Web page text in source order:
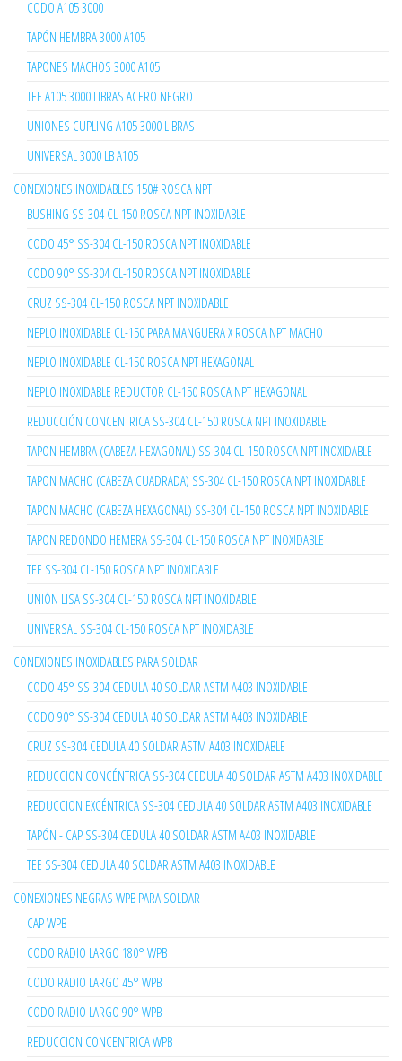
CODO A105 3000
TAPÓN HEMBRA 3000 A105
TAPONES MACHOS 3000 A105
TEE A105 3000 LIBRAS ACERO NEGRO
UNIONES CUPLING A105 3000 LIBRAS
UNIVERSAL 3000 LB A105
CONEXIONES INOXIDABLES 150# ROSCA NPT
BUSHING SS-304 CL-150 ROSCA NPT INOXIDABLE
CODO 45° SS-304 CL-150 ROSCA NPT INOXIDABLE
CODO 90° SS-304 CL-150 ROSCA NPT INOXIDABLE
CRUZ SS-304 CL-150 ROSCA NPT INOXIDABLE
NEPLO INOXIDABLE CL-150 PARA MANGUERA X ROSCA NPT MACHO
NEPLO INOXIDABLE CL-150 ROSCA NPT HEXAGONAL
NEPLO INOXIDABLE REDUCTOR CL-150 ROSCA NPT HEXAGONAL
REDUCCIÓN CONCENTRICA SS-304 CL-150 ROSCA NPT INOXIDABLE
TAPON HEMBRA (CABEZA HEXAGONAL) SS-304 CL-150 ROSCA NPT INOXIDABLE
TAPON MACHO (CABEZA CUADRADA) SS-304 CL-150 ROSCA NPT INOXIDABLE
TAPON MACHO (CABEZA HEXAGONAL) SS-304 CL-150 ROSCA NPT INOXIDABLE
TAPON REDONDO HEMBRA SS-304 CL-150 ROSCA NPT INOXIDABLE
TEE SS-304 CL-150 ROSCA NPT INOXIDABLE
UNIÓN LISA SS-304 CL-150 ROSCA NPT INOXIDABLE
UNIVERSAL SS-304 CL-150 ROSCA NPT INOXIDABLE
CONEXIONES INOXIDABLES PARA SOLDAR
CODO 45° SS-304 CEDULA 40 SOLDAR ASTM A403 INOXIDABLE
CODO 90° SS-304 CEDULA 40 SOLDAR ASTM A403 INOXIDABLE
CRUZ SS-304 CEDULA 40 SOLDAR ASTM A403 INOXIDABLE
REDUCCION CONCÉNTRICA SS-304 CEDULA 40 SOLDAR ASTM A403 INOXIDABLE
REDUCCION EXCÉNTRICA SS-304 CEDULA 40 SOLDAR ASTM A403 INOXIDABLE
TAPÓN - CAP SS-304 CEDULA 40 SOLDAR ASTM A403 INOXIDABLE
TEE SS-304 CEDULA 40 SOLDAR ASTM A403 INOXIDABLE
CONEXIONES NEGRAS WPB PARA SOLDAR
CAP WPB
CODO RADIO LARGO 180° WPB
CODO RADIO LARGO 45° WPB
CODO RADIO LARGO 90° WPB
REDUCCION CONCENTRICA WPB